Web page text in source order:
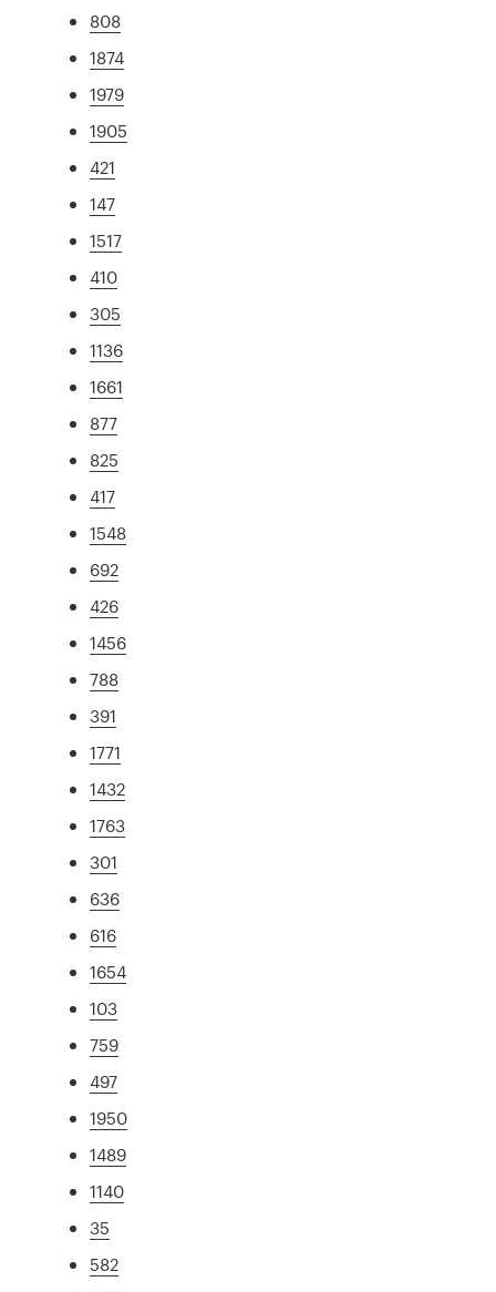
808
1874
1979
1905
421
147
1517
410
305
1136
1661
877
825
417
1548
692
426
1456
788
391
1771
1432
1763
301
636
616
1654
103
759
497
1950
1489
1140
35
582